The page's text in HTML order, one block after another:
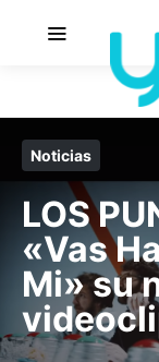
Noticias
LOS
«Vas
Mi» su